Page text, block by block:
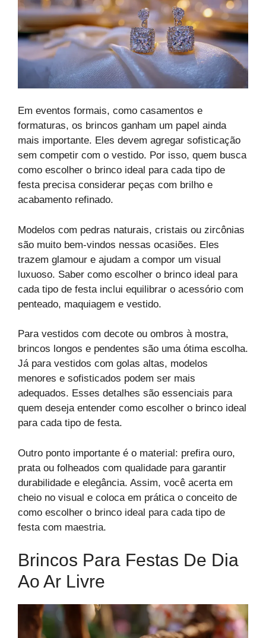
Em eventos formais, como casamentos e
formaturas, os brincos ganham um papel ainda
mais importante. Eles devem agregar sofisticação
sem competir com o vestido. Por isso, quem busca
como escolher o brinco ideal para cada tipo de
festa precisa considerar peças com brilho e
acabamento refinado.
Modelos com pedras naturais, cristais ou zircônias
são muito bem-vindos nessas ocasiões. Eles
trazem glamour e ajudam a compor um visual
luxuoso. Saber como escolher o brinco ideal para
cada tipo de festa inclui equilibrar o acessório com
penteado, maquiagem e vestido.
Para vestidos com decote ou ombros à mostra,
brincos longos e pendentes são uma ótima escolha.
Já para vestidos com golas altas, modelos
menores e sofisticados podem ser mais
adequados. Esses detalhes são essenciais para
quem deseja entender como escolher o brinco ideal
para cada tipo de festa.
Outro ponto importante é o material: prefira ouro,
prata ou folheados com qualidade para garantir
durabilidade e elegância. Assim, você acerta em
cheio no visual e coloca em prática o conceito de
como escolher o brinco ideal para cada tipo de
festa com maestria.
Brincos Para Festas De Dia
Ao Ar Livre